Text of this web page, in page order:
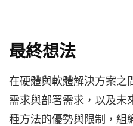
最終想法
在硬體與軟體解決方案之
需求與部署需求，以及未
種方法的優勢與限制，組